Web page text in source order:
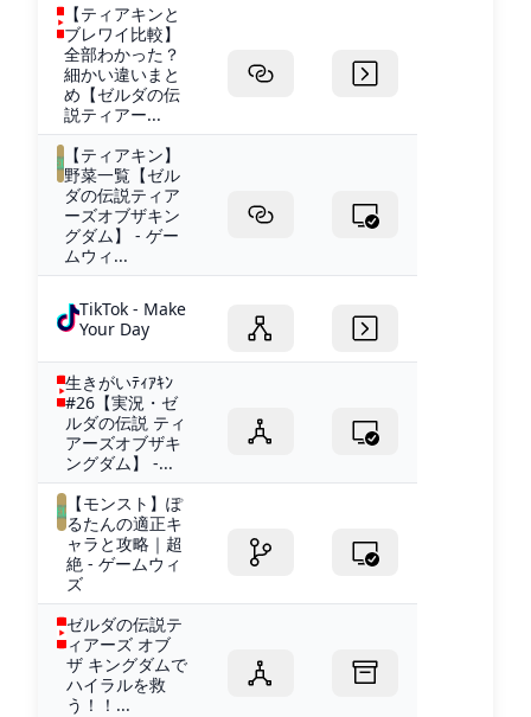
【ティアキンと
ブレワイ比較】
全部わかった？
細かい違いまと
め【ゼルダの伝
説ティアー...
【ティアキン】
野菜一覧【ゼル
ダの伝説ティア
ーズオブザキン
グダム】 - ゲー
ムウィ...
TikTok - Make
Your Day
生きがいﾃｨｱｷﾝ
#26【実況・ゼ
ルダの伝説 ティ
アーズオブザキ
ングダム】 -...
【モンスト】ぽ
るたんの適正キ
ャラと攻略｜超
絶 - ゲームウィ
ズ
ゼルダの伝説テ
ィアーズ オブ
ザ キングダムで
ハイラルを救
う！！...